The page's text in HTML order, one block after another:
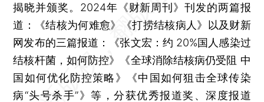
揭晓并颁奖。2024年《财新周刊》刊发的两篇报
道：《结核为何难愈》《打捞结核病人》以及财新
网发布的三篇报道：《张文宏：约 20%国人感染过
结核杆菌，如何防控》《全球消除结核病仍受阻 中
国如何优化防控策略》《中国如何狙击全球传染
病“头号杀手”》等，分获优秀报道奖、深度报道